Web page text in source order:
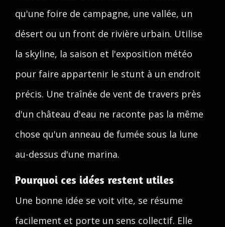
qu'une foire de campagne, une vallée, un
désert ou un front de rivière urbain. Utilise
la skyline, la saison et l'exposition météo
pour faire appartenir le stunt à un endroit
précis. Une traînée de vent de travers près
d'un château d'eau ne raconte pas la même
chose qu'un anneau de fumée sous la lune
au-dessus d'une marina.
Pourquoi ces idées restent utiles
Une bonne idée se voit vite, se résume
facilement et porte un sens collectif. Elle